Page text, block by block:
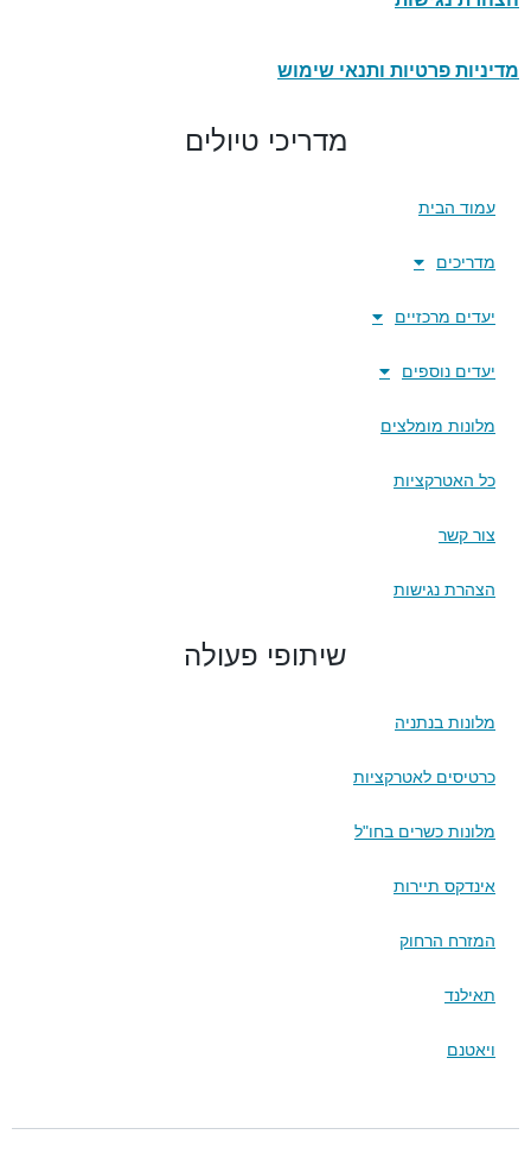
מדיניות פרטיות ותנאי שימוש
מדריכי טיולים
עמוד הבית
מדריכים
יעדים מרכזיים
יעדים נוספים
מלונות מומלצים
כל האטרקציות
צור קשר
הצהרת נגישות
שיתופי פעולה
מלונות בנתניה
כרטיסים לאטרקציות
מלונות כשרים בחו"ל
אינדקס תיירות
המזרח הרחוק
תאילנד
ויאטנם